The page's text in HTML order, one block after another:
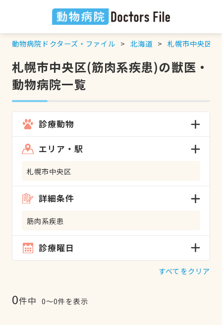
動物病院ドクターズ・ファイル 北海道 札幌市中央区
札幌市中央区(筋肉系疾患)の獣医・
動物病院一覧
診療動物
エリア・駅
札幌市中央区
詳細条件
筋肉系疾患
診療曜日
すべてをクリア
0件中 0〜0件を表示